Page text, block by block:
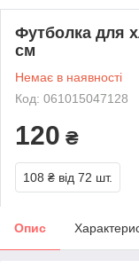
Футболка для
см
Немає в наявності
Код: 061015047128
120 ₴
108 ₴ від 72 шт.
Опис